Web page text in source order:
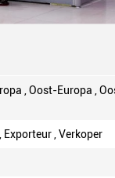
, Oost-Europa ,
, Verkoper